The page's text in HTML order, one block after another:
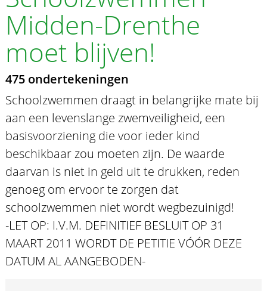
Midden-Drenthe
moet blijven!
475 ondertekeningen
Schoolzwemmen draagt in belangrijke mate bij
aan een levenslange zwemveiligheid, een
basisvoorziening die voor ieder kind
beschikbaar zou moeten zijn. De waarde
daarvan is niet in geld uit te drukken, reden
genoeg om ervoor te zorgen dat
schoolzwemmen niet wordt wegbezuinigd!
-LET OP: I.V.M. DEFINITIEF BESLUIT OP 31
MAART 2011 WORDT DE PETITIE VÓÓR DEZE
DATUM AL AANGEBODEN-